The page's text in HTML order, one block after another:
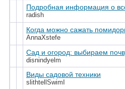
Подробная информация о
radish
Когда можно сажать
AnnaXstefe
Сад и огород: выбираем
disnindyelm
Виды садовой техники
slithtellSwimI